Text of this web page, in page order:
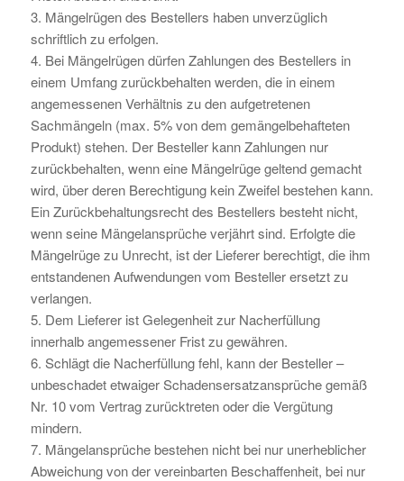
3. Mängelrügen des Bestellers haben unverzüglich
schriftlich zu erfolgen.
4. Bei Mängelrügen dürfen Zahlungen des Bestellers in
einem Umfang zurückbehalten werden, die in einem
angemessenen Verhältnis zu den aufgetretenen
Sachmängeln (max. 5% von dem gemängelbehafteten
Produkt) stehen. Der Besteller kann Zahlungen nur
zurückbehalten, wenn eine Mängelrüge geltend gemacht
wird, über deren Berechtigung kein Zweifel bestehen kann.
Ein Zurückbehaltungsrecht des Bestellers besteht nicht,
wenn seine Mängelansprüche verjährt sind. Erfolgte die
Mängelrüge zu Unrecht, ist der Lieferer berechtigt, die ihm
entstandenen Aufwendungen vom Besteller ersetzt zu
verlangen.
5. Dem Lieferer ist Gelegenheit zur Nacherfüllung
innerhalb angemessener Frist zu gewähren.
6. Schlägt die Nacherfüllung fehl, kann der Besteller –
unbeschadet etwaiger Schadensersatzansprüche gemäß
Nr. 10 vom Vertrag zurücktreten oder die Vergütung
mindern.
7. Mängelansprüche bestehen nicht bei nur unerheblicher
Abweichung von der vereinbarten Beschaffenheit, bei nur